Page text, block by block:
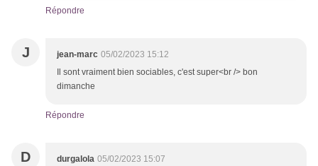
Répondre
J jean-marc 05/02/2023 15:12
Il sont vraiment bien sociables, c'est super<br /> bon
dimanche
Répondre
D durgalola 05/02/2023 15:07